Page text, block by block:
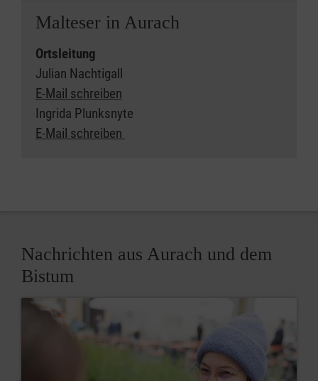
Malteser in Aurach
Ortsleitung
Julian Nachtigall
E-Mail schreiben
Ingrida Plunksnyte
​​​​​​​E-Mail schreiben
Nachrichten aus Aurach und dem
Bistum